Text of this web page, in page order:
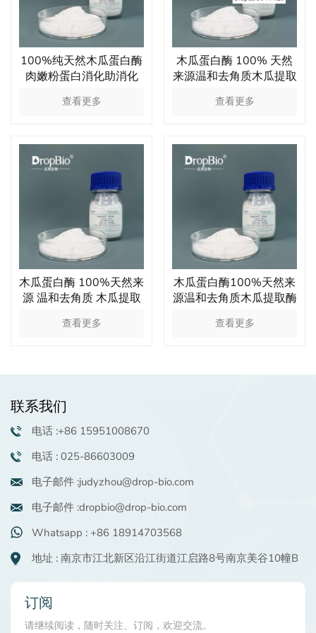
100%纯天然木瓜蛋白酶
肉嫩粉蛋白消化助消化
查看更多
木瓜蛋白酶 100% 天然
来源温和去角质木瓜提取
查看更多
木瓜蛋白酶 100%天然来
源 温和去角质 木瓜提取
查看更多
木瓜蛋白酶100%天然来
源温和去角质木瓜提取酶
查看更多
联系我们
电话 :+86 15951008670
电话 : 025-86603009
电子邮件 :judyzhou@drop-bio.com
电子邮件 :dropbio@drop-bio.com
Whatsapp : +86 18914703568
地址 : 南京市江北新区沿江街道江启路8号南京美谷10幢B
订阅
请继续阅读，随时关注、订阅，欢迎交流。